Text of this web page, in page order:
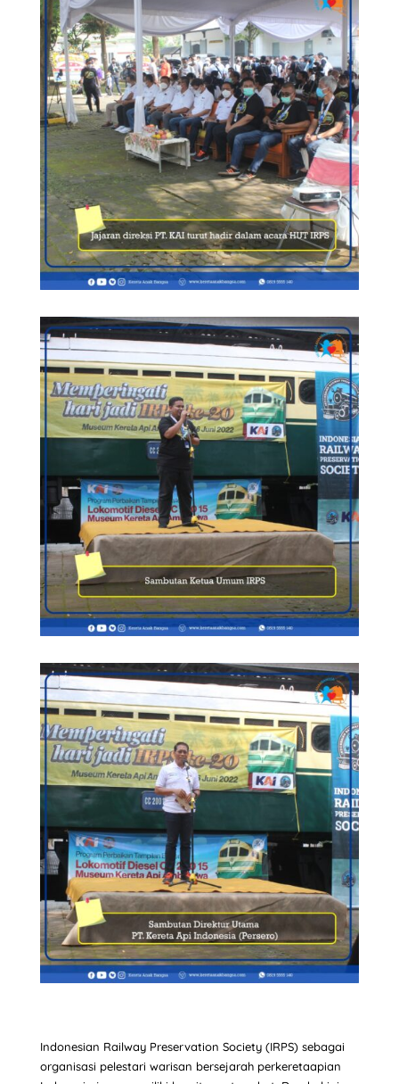
Indonesian Railway Preservation Society (IRPS) sebagai
organisasi pelestari warisan bersejarah perkeretaapian